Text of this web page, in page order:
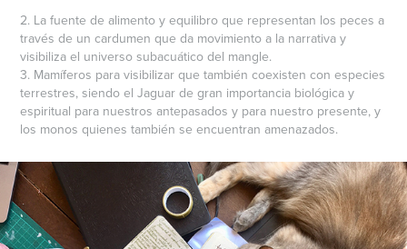
2. La fuente de alimento y equilibro que representan los peces a
través de un cardumen que da movimiento a la narrativa y
visibiliza el universo subacuático del mangle.
3. Mamíferos para visibilizar que también coexisten con especies
terrestres, siendo el Jaguar de gran importancia biológica y
espiritual para nuestros antepasados y para nuestro presente, y
los monos quienes también se encuentran amenazados.